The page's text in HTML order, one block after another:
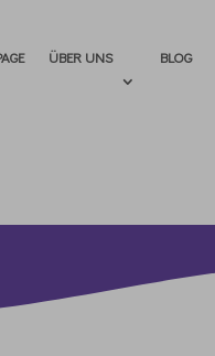
ÜBER UNS BLOG